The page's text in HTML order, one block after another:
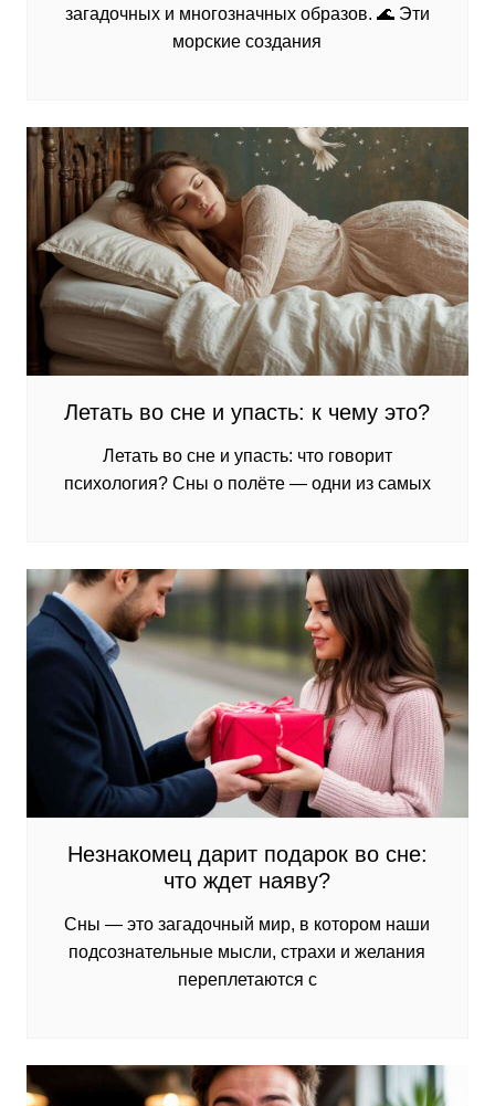
загадочных и многозначных образов. 🌊 Эти
морские создания
Летать во сне и упасть: к чему это?
Летать во сне и упасть: что говорит
психология? Сны о полёте — одни из самых
Незнакомец дарит подарок во сне:
что ждет наяву?
Сны — это загадочный мир, в котором наши
подсознательные мысли, страхи и желания
переплетаются с